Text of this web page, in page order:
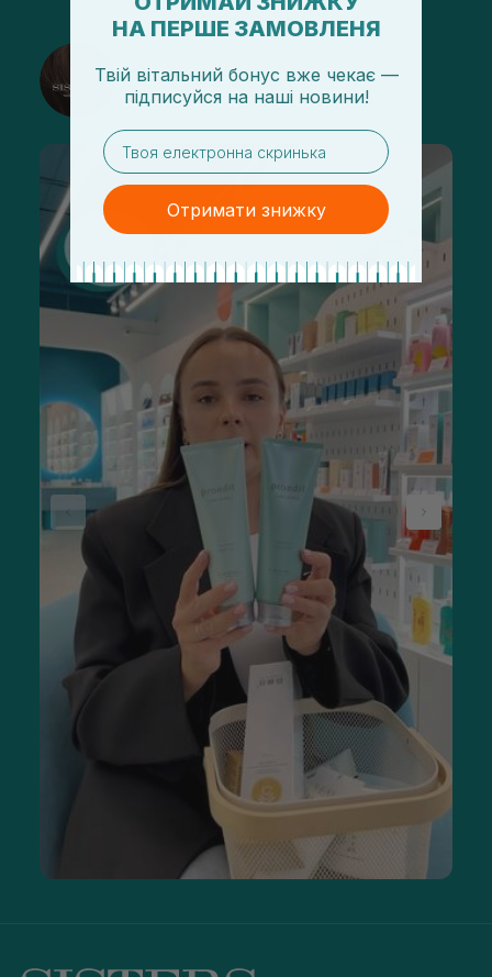
Подписаться
НА ПЕРШЕ ЗАМОВЛЕНЯ
Твій вітальний бонус вже чекає —
підписуйся на наші новини!
email
Отримати знижку